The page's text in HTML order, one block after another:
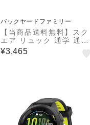
バックヤードファミリー
【当商品送料無料】スク
エア リュック 通学 通販
リュックサック バックパ
ック デイパック スポー
¥3,465